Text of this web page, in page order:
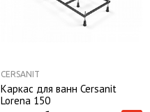
CERSANIT
Каркас для ванн Cersanit
Lorena 150